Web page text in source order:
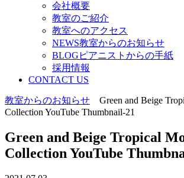
会社概要
教室のご紹介
教室へのアクセス
NEWS教室からのお知らせ
BLOGピアニストからの手紙
採用情報
CONTACT US
教室からのお知らせ Green and Beige
Collection YouTube Thumbnail-21
Green and Beige Tropical
Collection YouTube